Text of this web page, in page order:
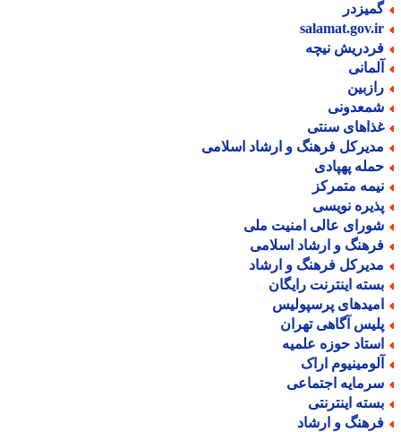
نیچه
سنتی
فرهنگ و ارشاد اسلامی
پهپادی
متمرکز
نویسی
عالی امنیت ملی
و ارشاد اسلامی
فرهنگ و ارشاد
اینترنت رایگان
پرسپولیس
آگاهی تهران
حوزه علمیه
اراک
اجتماعی
اینترنتی
و ارشاد